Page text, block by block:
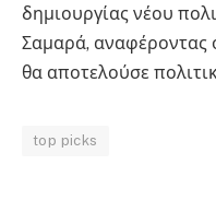
δημιουργίας νέου
Σαμαρά, αναφέροντας
θα αποτελούσε
top picks